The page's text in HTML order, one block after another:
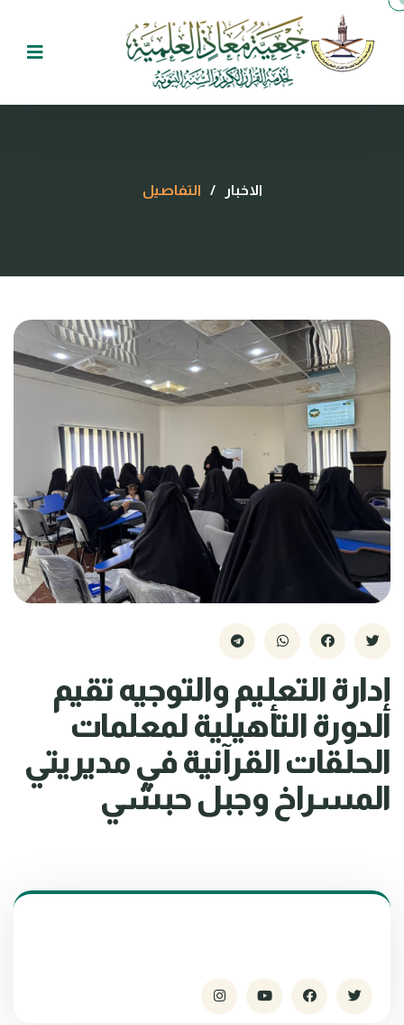
الاخبار / التفاصيل
إدارة التعليم والتوجيه تقيم
الدورة التأهيلية لمعلمات
الحلقات القرآنية في مديريتي
المسراخ وجبل حبشي